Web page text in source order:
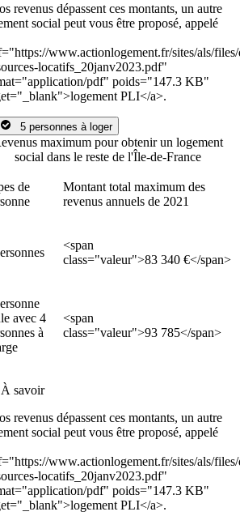
revenus dépassent ces montants, un autre
social peut vous être proposé, appelé
www.actionlogement.fr/sites/als/
locatifs_20janv2023.pdf"
pdf" poids="147.3 KB"
PLI</a>.
5 personnes à loger
maximum pour obtenir un logement
social dans le reste de l'Île-de-France
de
Montant total maximum des
revenus annuels de 2021
<span
class="valeur">83 340 €</span>
avec 4
à
<span
class="valeur">93 785</span>
savoir
revenus dépassent ces montants, un autre
social peut vous être proposé, appelé
www.actionlogement.fr/sites/als/
locatifs_20janv2023.pdf"
pdf" poids="147.3 KB"
PLI</a>.